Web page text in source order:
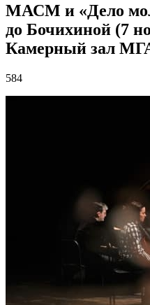
МАСМ и «Дело
до Бочихиной (7
Камерный зал
584